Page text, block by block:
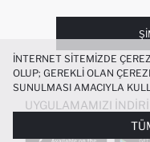
UYGULAMAMIZI
İNTERNET SITEMIZDE
OLUP; GEREKLI OLAN
SUNULMASI AMACIYLA
ÜÇÜNCÜ TARAF ÇEREZLER
DENEYIMI SUNULABILMESI,
KIŞISELLEŞTIRMESI VE